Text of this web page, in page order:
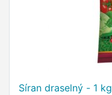
Síran draselný - 1 kg